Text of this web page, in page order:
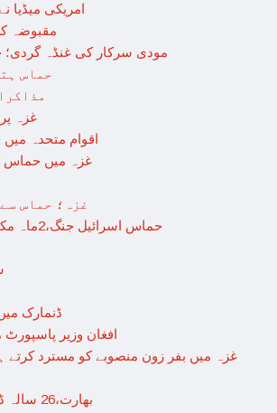
امریکی میڈیا
مقبوضہ
مودی سرکار کی غنڈہ گردی؛
حماس
غزہ
اقوام متحدہ میں فلسطینیوں کے
غزہ میں حماس
غزہ؛ حماس
حماس اسرائیل جنگ،2ماہ مکمل: غزہ شہرتباہ،7ہزاربچوں سمیت16ہزارفلسطینی شہید
ڈنمارک
افغان وزیر پاسپورٹ
غزہ میں بفر زون منصوبے کو مسترد کرتے
بھارت،26 سالہ ڈاکٹر شاہانہ نے جہیز کے تقاضے پر اپنی زندگی کا خاتمہ کر لیا